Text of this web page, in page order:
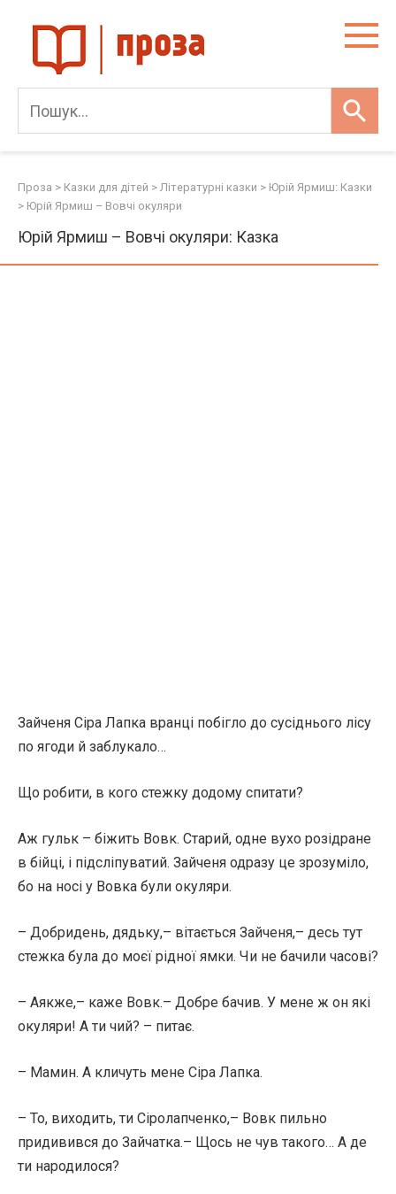
content
Проза > Казки для дітей > Літературні казки > Юрій Ярмиш: Казки
> Юрій Ярмиш – Вовчі окуляри
Юрій Ярмиш – Вовчі окуляри: Казка
Зайченя Сіра Лапка вранці побігло до сусіднього лісу
по ягоди й заблукало…
Що робити, в кого стежку додому спитати?
Аж гульк – біжить Вовк. Старий, одне вухо розідране
в бійці, і підсліпуватий. Зайченя одразу це зрозуміло,
бо на носі у Вовка були окуляри.
– Добридень, дядьку,– вітається Зайченя,– десь тут
стежка була до моєї рідної ямки. Чи не бачили часові?
– Аякже,– каже Вовк.– Добре бачив. У мене ж он які
окуляри! А ти чий? – питає.
– Мамин. А кличуть мене Сіра Лапка.
– То, виходить, ти Сіролапченко,– Вовк пильно
придивився до Зайчатка.– Щось не чув такого… А де
ти народилося?